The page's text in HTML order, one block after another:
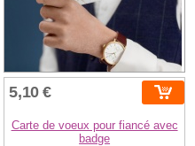
5,10 €
Carte de voeux pour fiancé avec
badge